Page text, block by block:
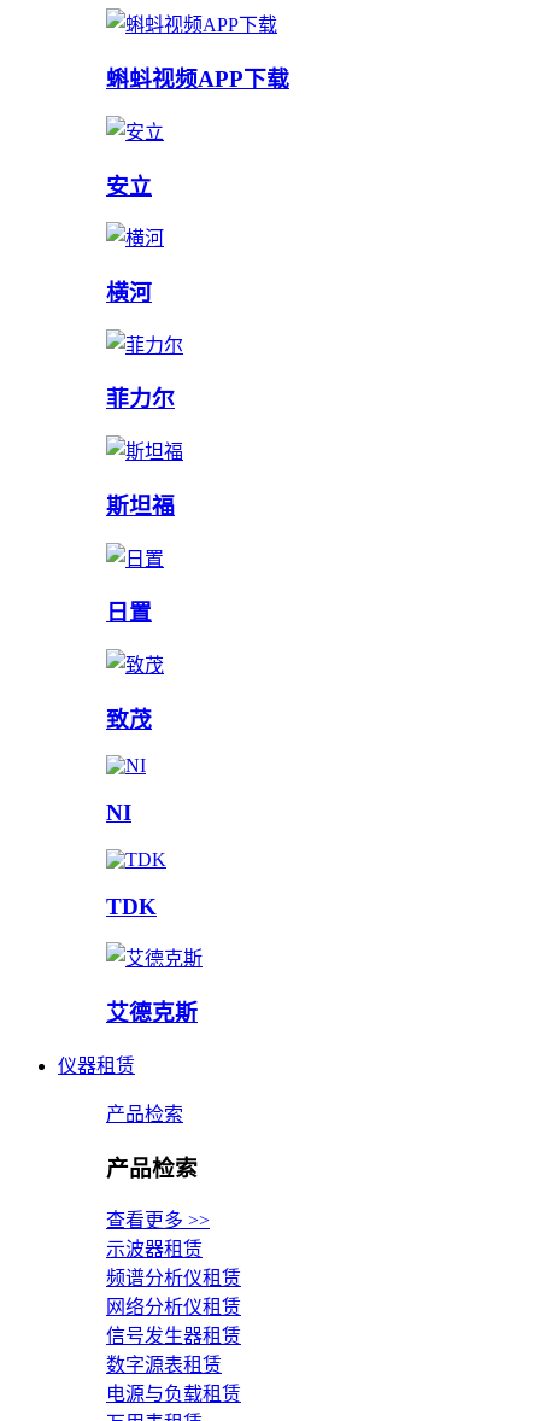
蝌蚪视频APP下载
安立
横河
菲力尔
斯坦福
日置
致茂
NI
TDK
艾德克斯
仪器租赁
产品检索
产品检索
查看更多 >>
示波器租赁
频谱分析仪租赁
网络分析仪租赁
信号发生器租赁
数字源表租赁
电源与负载租赁